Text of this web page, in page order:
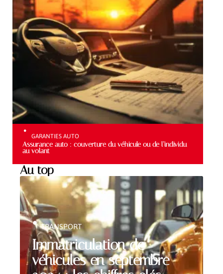
GARANTIES AUTO
Assurance auto : couverture du véhicule ou de l’individu
au volant
Au top
Immatriculation de
véhicules en septembre
TRANSPORT